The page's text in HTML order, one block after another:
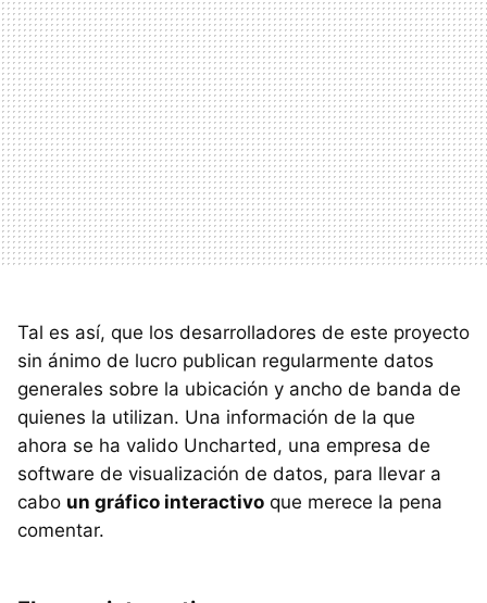
Tal es así, que los desarrolladores de este proyecto
sin ánimo de lucro publican regularmente datos
generales sobre la ubicación y ancho de banda de
quienes la utilizan. Una información de la que
ahora se ha valido Uncharted, una empresa de
software de visualización de datos, para llevar a
cabo un gráfico interactivo que merece la pena
comentar.